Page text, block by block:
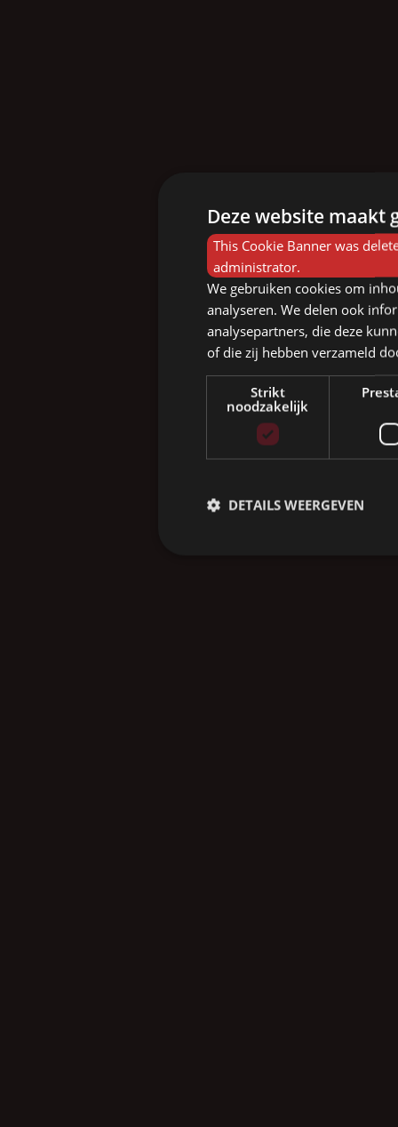
Deze website maakt
This Cookie Banner was
administrator.
We gebruiken cookies om
analyseren. We delen ook
analysepartners, die deze
of die zij hebben verzameld
Strikt
noodzakelijk
DETAILS WEERGEVEN